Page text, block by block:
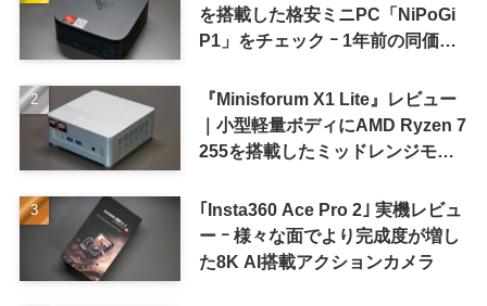
を搭載した格安ミニPC「NiPoGi
P1」をチェック ｰ 1年前の同価格
『Minisforum X1 Lite』レビュー
｜小型軽量ボディにAMD Ryzen 7
255を搭載したミッドレンジモデ
｢Insta360 Ace Pro 2｣ 実機レビュ
ー ｰ 様々な面でより完成度が増し
た8K AI搭載アクションカメラ